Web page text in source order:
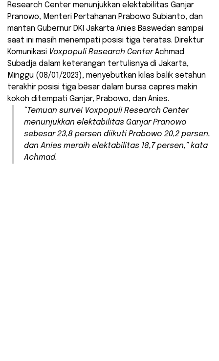
Research Center menunjukkan elektabilitas Ganjar
Pranowo, Menteri Pertahanan Prabowo Subianto, dan
mantan Gubernur DKI Jakarta Anies Baswedan sampai
saat ini masih menempati posisi tiga teratas. Direktur
Komunikasi Voxpopuli Research CenterAchmad
Subadja dalam keterangan tertulisnya di Jakarta,
Minggu (08/01/2023), menyebutkan kilas balik setahun
terakhir posisi tiga besar dalam bursa capres makin
kokoh ditempati Ganjar, Prabowo, dan Anies.
“Temuan survei Voxpopuli Research Center
menunjukkan elektabilitas Ganjar Pranowo
sebesar 23,8 persen diikuti Prabowo 20,2 persen,
dan Anies meraih elektabilitas 18,7 persen,” kata
Achmad.